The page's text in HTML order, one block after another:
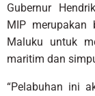
Gubernur
MIP merupakan
Maluku untuk
maritim dan
“Pelabuhan ini